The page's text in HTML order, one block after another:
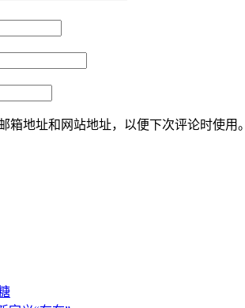
箱地址和网站地址，以便下次评论时使用。